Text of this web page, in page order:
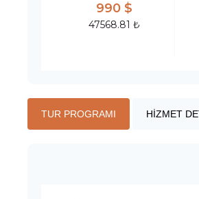
990 $
47568.81 ₺
TUR PROGRAMI HİZMET